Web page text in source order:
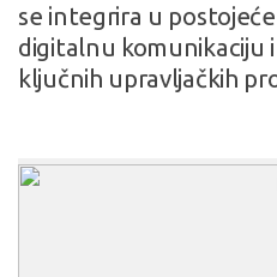
se integrira u
digitalnu komunikaciju
ključnih upravljačkih